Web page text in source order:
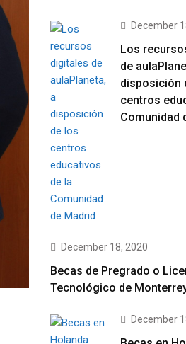
December
Los
de
disposición
centros
Comunidad
December 18, 2020
Becas de Pregrado o
Tecnológico de
December